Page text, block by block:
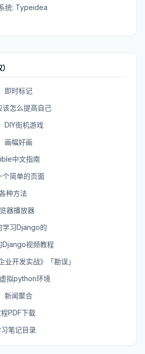
统: Typeidea
即时标记
该怎么提高自己
DIY街机游戏
画幅好画
中文指南
简单的页面
种方法
器播放器
学习Django的
Django视频教程
业开发实战》「勘误」
拟python环境
新闻聚合
PDF下载
笔记目录